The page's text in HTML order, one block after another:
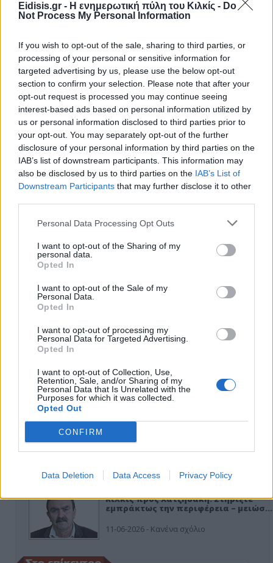
Eidisis.gr - Η ενημερωτική πύλη του Κιλκίς - Do
Not Process My Personal Information
If you wish to opt-out of the sale, sharing to third parties, or
processing of your personal or sensitive information for
targeted advertising by us, please use the below opt-out
section to confirm your selection. Please note that after your
opt-out request is processed you may continue seeing
interest-based ads based on personal information utilized by
us or personal information disclosed to third parties prior to
your opt-out. You may separately opt-out of the further
disclosure of your personal information by third parties on the
IAB’s list of downstream participants. This information may
also be disclosed by us to third parties on the IAB’s List of
Downstream Participants that may further disclose it to other
Personal Data Processing Opt Outs
I want to opt-out of the Sharing of my
personal data.
Opted In
I want to opt-out of the Sale of my
Personal Data.
Opted In
I want to opt-out of processing my
Personal Data for Targeted Advertising.
Opted In
I want to opt-out of Collection, Use,
Retention, Sale, and/or Sharing of my
Personal Data that Is Unrelated with the
Purposes for which it was collected.
Opted Out
CONFIRM
Data Deletion Data Access Privacy Policy
Ειδήσεις 5-8-2026
ο ΣΥΡΙΖΑ και οι Κιλκισιώτες
26-07-2026 - Κανένα σχόλιο
Κιλκίς προς Χατζηδάκη: Στηρίξτε
εμπράκτως την περιφέρεια – μειώσ…
11-06-2026 - Κανένα σχόλιο